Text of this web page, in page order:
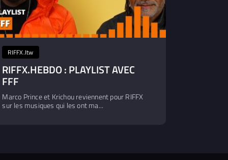
RIFFX.Itw
RIFFX.HEBDO : PLAYLIST AVEC
FFF
Marco Prince et Krichou reviennent pour RIFFX
sur les musiques qui les ont ma...